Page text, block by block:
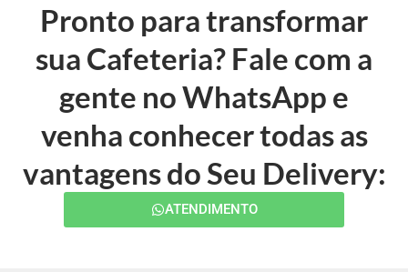
Pronto para transformar
sua Cafeteria? Fale com a
gente no WhatsApp e
venha conhecer todas as
vantagens do Seu Delivery:
ATENDIMENTO